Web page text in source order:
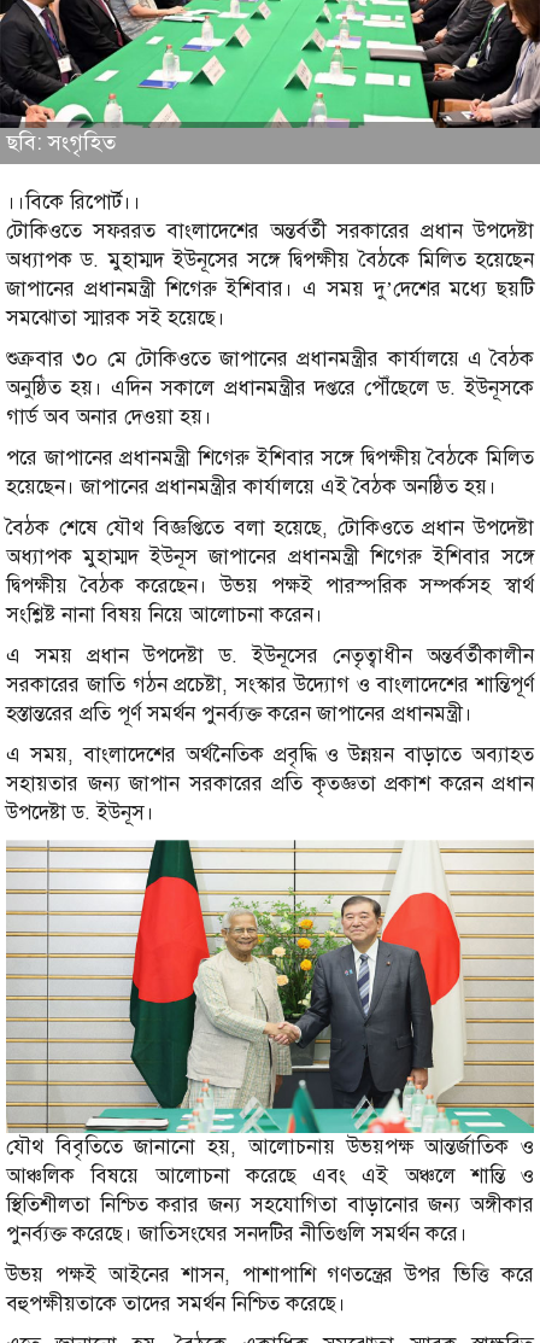
ছবি: সংগৃহিত
।।বিকে রিপোর্ট।।
টোকিওতে সফররত বাংলাদেশের অন্তর্বর্তী সরকারের প্রধান উপদেষ্টা
অধ্যাপক ড. মুহাম্মদ ইউনূসের সঙ্গে দ্বিপক্ষীয় বৈঠকে মিলিত হয়েছেন
জাপানের প্রধানমন্ত্রী শিগেরু ইশিবার। এ সময় দু’দেশের মধ্যে ছয়টি
সমঝোতা স্মারক সই হয়েছে।
শুক্রবার ৩০ মে টোকিওতে জাপানের প্রধানমন্ত্রীর কার্যালয়ে এ বৈঠক
অনুষ্ঠিত হয়। এদিন সকালে প্রধানমন্ত্রীর দপ্তরে পৌঁছেলে ড. ইউনূসকে
গার্ড অব অনার দেওয়া হয়।
পরে জাপানের প্রধানমন্ত্রী শিগেরু ইশিবার সঙ্গে দ্বিপক্ষীয় বৈঠকে মিলিত
হয়েছেন। জাপানের প্রধানমন্ত্রীর কার্যালয়ে এই বৈঠক অনষ্ঠিত হয়।
বৈঠক শেষে যৌথ বিজ্ঞপ্তিতে বলা হয়েছে, টোকিওতে প্রধান উপদেষ্টা
অধ্যাপক মুহাম্মদ ইউনূস জাপানের প্রধানমন্ত্রী শিগেরু ইশিবার সঙ্গে
দ্বিপক্ষীয় বৈঠক করেছেন। উভয় পক্ষই পারস্পরিক সম্পর্কসহ স্বার্থ
সংশ্লিষ্ট নানা বিষয় নিয়ে আলোচনা করেন।
এ সময় প্রধান উপদেষ্টা ড. ইউনূসের নেতৃত্বাধীন অন্তর্বর্তীকালীন
সরকারের জাতি গঠন প্রচেষ্টা, সংস্কার উদ্যোগ ও বাংলাদেশের শান্তিপূর্ণ
হস্তান্তরের প্রতি পূর্ণ সমর্থন পুনর্ব্যক্ত করেন জাপানের প্রধানমন্ত্রী।
এ সময়, বাংলাদেশের অর্থনৈতিক প্রবৃদ্ধি ও উন্নয়ন বাড়াতে অব্যাহত
সহায়তার জন্য জাপান সরকারের প্রতি কৃতজ্ঞতা প্রকাশ করেন প্রধান
উপদেষ্টা ড. ইউনূস।
যৌথ বিবৃতিতে জানানো হয়, আলোচনায় উভয়পক্ষ আন্তর্জাতিক ও
আঞ্চলিক বিষয়ে আলোচনা করেছে এবং এই অঞ্চলে শান্তি ও
স্থিতিশীলতা নিশ্চিত করার জন্য সহযোগিতা বাড়ানোর জন্য অঙ্গীকার
পুনর্ব্যক্ত করেছে। জাতিসংঘের সনদটির নীতিগুলি সমর্থন করে।
উভয় পক্ষই আইনের শাসন, পাশাপাশি গণতন্ত্রের উপর ভিত্তি করে
বহুপক্ষীয়তাকে তাদের সমর্থন নিশ্চিত করেছে।